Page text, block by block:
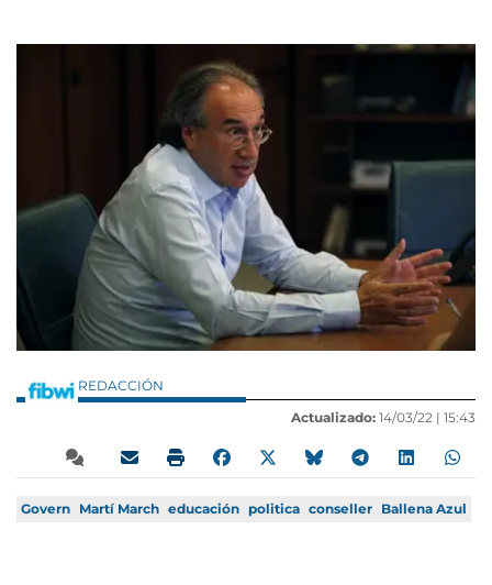
REDACCIÓN
Actualizado: 14/03/22 | 15:43
Govern Martí March educación politica conseller Ballena Azul